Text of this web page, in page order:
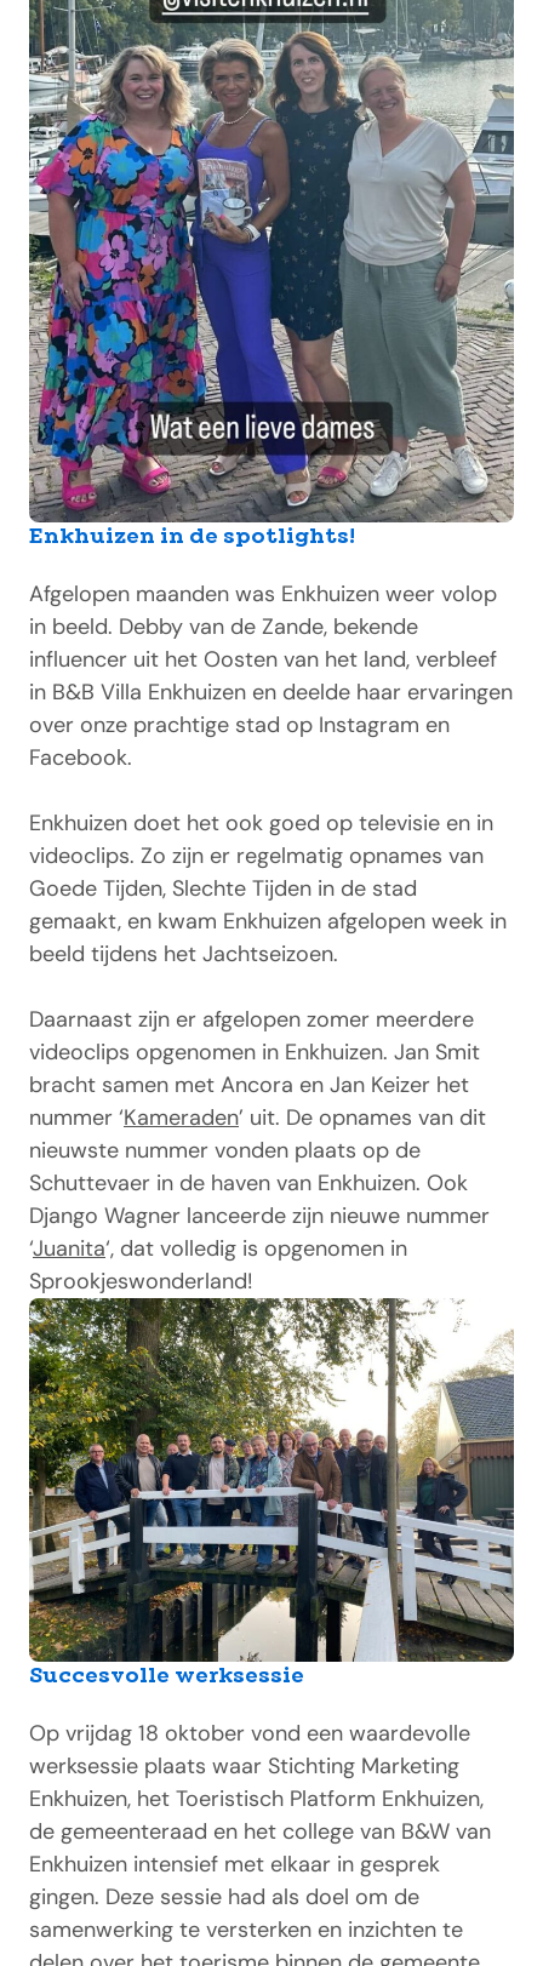
Enkhuizen in de spotlights!
Afgelopen maanden was Enkhuizen weer volop
in beeld. Debby van de Zande, bekende
influencer uit het Oosten van het land, verbleef
in B&B Villa Enkhuizen en deelde haar ervaringen
over onze prachtige stad op Instagram en
Facebook.
Enkhuizen doet het ook goed op televisie en in
videoclips. Zo zijn er regelmatig opnames van
Goede Tijden, Slechte Tijden in de stad
gemaakt, en kwam Enkhuizen afgelopen week in
beeld tijdens het Jachtseizoen.
Daarnaast zijn er afgelopen zomer meerdere
videoclips opgenomen in Enkhuizen. Jan Smit
bracht samen met Ancora en Jan Keizer het
nummer ‘Kameraden’ uit. De opnames van dit
nieuwste nummer vonden plaats op de
Schuttevaer in de haven van Enkhuizen. Ook
Django Wagner lanceerde zijn nieuwe nummer
‘Juanita‘, dat volledig is opgenomen in
Sprookjeswonderland!
Succesvolle werksessie
Op vrijdag 18 oktober vond een waardevolle
werksessie plaats waar Stichting Marketing
Enkhuizen, het Toeristisch Platform Enkhuizen,
de gemeenteraad en het college van B&W van
Enkhuizen intensief met elkaar in gesprek
gingen. Deze sessie had als doel om de
samenwerking te versterken en inzichten te